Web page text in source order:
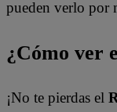
pueden verlo por
¿Cómo ver
¡No te pierdas el